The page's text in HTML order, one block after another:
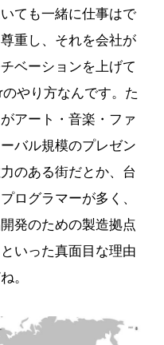
ても一緒に仕事はで
重し、それを会社が
ベーションを上げて
やり方なんです。た
アート・音楽・ファ
バル規模のプレゼン
のある街だとか、台
ログラマーが多く、
発のための製造拠点
いった真面目な理由
。